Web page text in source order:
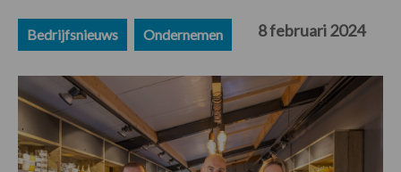
Bedrijfsnieuws Ondernemen 8 februari 2024